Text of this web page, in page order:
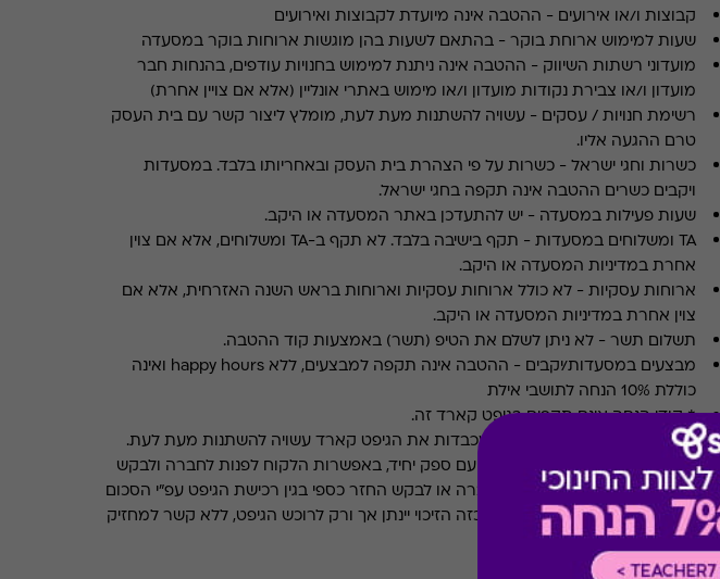
קבוצות ו/או אירועים - ההטבה אינה מיועדת לקבוצות ואירועים
שעות למימוש ארוחת בוקר - בהתאם לשעות בהן מוגשות ארוחות בוקר במסעדה
מועדוני רשתות השיווק - ההטבה אינה ניתנת למימוש בחנויות עודפים, בהנחות חבר
מועדון ו/או צבירת נקודות מועדון ו/או מימוש באתרי אונליין (אלא אם צויין אחרת)
רשימת חנויות / עסקים -עשויה להשתנות מעת לעת, מומלץ ליצור קשר עם בית העסק
טרם ההגעה אליו.
כשרות וחגי ישראל -כשרות על פי הצהרת בית העסק ובאחריותו בלבד. במסעדות
ויקבים כשרים ההטבה אינה תקפה בחגי ישראל.
שעות פעילות במסעדה -יש להתעדכן באתר המסעדה או היקב.
TA ומשלוחים במסעדות
-
תקף בישיבה בלבד. לא תקף ב-TA ומשלוחים, אלא אם צוין
אחרת במדיניות המסעדה או היקב.
ארוחות עסקיות -לא כולל ארוחות עסקיות וארוחות בראש השנה האזרחית, אלא אם
צוין אחרת במדיניות המסעדה או היקב.
תשלום תשר -לא ניתן לשלם את הטיפ (תשר) באמצעות קוד ההטבה.
מבצעים במסעדות/יקבים -
ההטבה אינה תקפה למבצעים, ללא happy hours ואינה
כוללת 10% הנחה לתושבי אילת
* קודי הנחה אינם תקפים בגיפט קארד זה.
* מבוהר כי רשימת הספקים המכבדות את הגיפט קארד עשויה להשתנות מעת לעת.
* במקרה של ירידת ספק מגיפט עם ספק יחיד, באפשרות הלקוח לפנות לחברה ולבקש
כרטיס חלופי ממגוון כרטיסי החברה או לבקש החזר כספי בגין רכישת הגיפט עפ"י הסכום
ששולם בפועל לחברה (במקרה כזה הזיכוי יינתן אך ורק לרוכש הגיפט, ללא קשר למחזיק
הגיפט בפועל).